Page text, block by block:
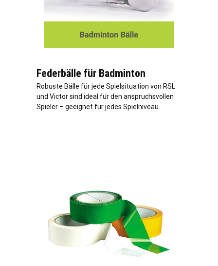
Federbälle für Badminton
Robuste Bälle für jede Spielsituation von RSL
und Victor sind ideal für den anspruchsvollen
Spieler – geeignet für jedes Spielniveau.